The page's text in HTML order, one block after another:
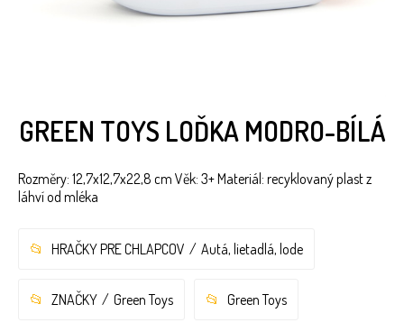
GREEN TOYS LOĎKA MODRO-BÍLÁ
Rozměry: 12,7x12,7x22,8 cm Věk: 3+ Materiál: recyklovaný plast z
láhví od mléka
HRAČKY PRE CHLAPCOV Autá, lietadlá, lode
ZNAČKY Green Toys Green Toys